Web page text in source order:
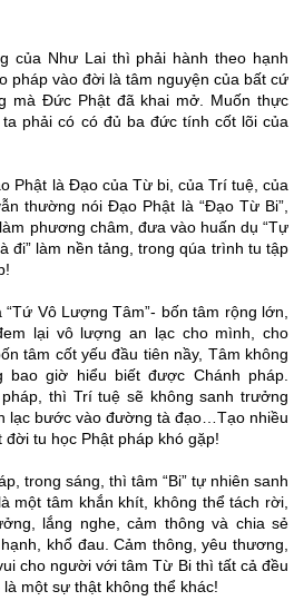
của Như Lai thì phải hành theo hạnh
pháp vào đời là tâm nguyện của bất cứ
mà Đức Phật đã khai mở. Muốn thực
phải có có đủ ba đức tính cốt lõi của
Phật là Đạo của Từ bi, của Trí tuệ, của
thường nói Đạo Phật là “Đạo Từ Bi”,
phương châm, đưa vào huấn dụ “Tự
đi” làm nền tảng, trong qúa trình tu tập
Vô Lượng Tâm”- bốn tâm rộng lớn,
lại vô lượng an lạc cho mình, cho
tâm cốt yếu đầu tiên nầy, Tâm không
bao giờ hiểu biết được Chánh pháp.
thì Trí tuệ sẽ không sanh trưởng
lạc bước vào đường tà đạo…Tạo nhiều
tu học Phật pháp khó gặp!
trong sáng, thì tâm “Bi” tự nhiên sanh
một tâm khắn khít, không thể tách rời,
lắng nghe, cảm thông và chia sẻ
khổ đau. Cảm thông, yêu thương,
cho người với tâm Từ Bi thì tất cả đều
một sự thật không thể khác!